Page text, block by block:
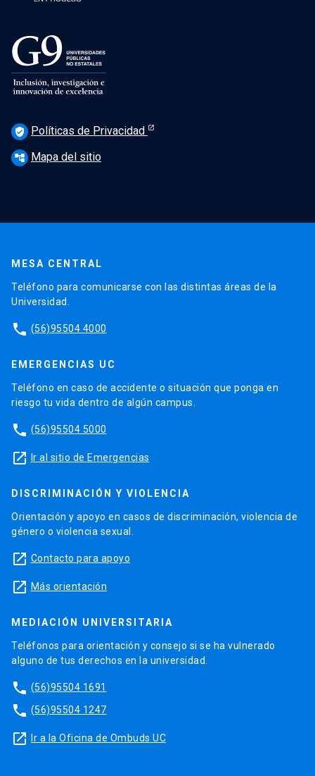
verified_user Políticas de Privacidad
account_tree Mapa del sitio
MESA CENTRAL
Teléfono para comunicarse con las distintas áreas de la
Universidad.
phone (56)95504 4000
EMERGENCIAS UC
Teléfono en caso de accidente o situación que ponga en
riesgo tu vida dentro de algún campus.
phone (56)95504 5000
launch Ir al sitio de Emergencias
DISCRIMINACIÓN Y VIOLENCIA
Orientación y apoyo en casos de discriminación, violencia de
género o violencia sexual.
launch Contacto para apoyo
launch Más orientación
MEDIACIÓN UNIVERSITARIA
Teléfonos para orientación y consejo si se ha vulnerado
alguno de tus derechos en la universidad.
phone (56)95504 1691
phone (56)95504 1247
launch Ir a la Oficina de Ombuds UC